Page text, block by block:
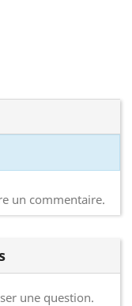
un commentaire.
une question.